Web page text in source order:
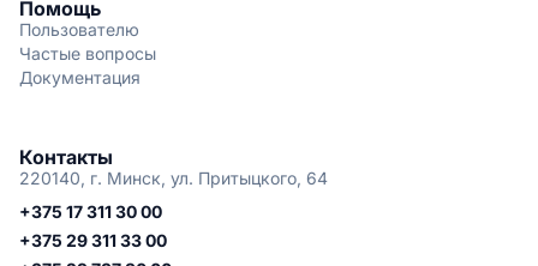
Помощь
Пользователю
Частые вопросы
Документация
Контакты
220140, г. Минск, ул. Притыцкого, 64
+375 17 311 30 00
+375 29 311 33 00